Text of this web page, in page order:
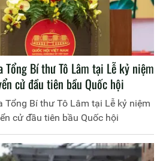
Tổng Bí thư Tô Lâm tại Lễ kỷ niệm
cử đầu tiên bầu Quốc hội
Tổng Bí thư Tô Lâm tại Lễ kỷ niệm
cử đầu tiên bầu Quốc hội